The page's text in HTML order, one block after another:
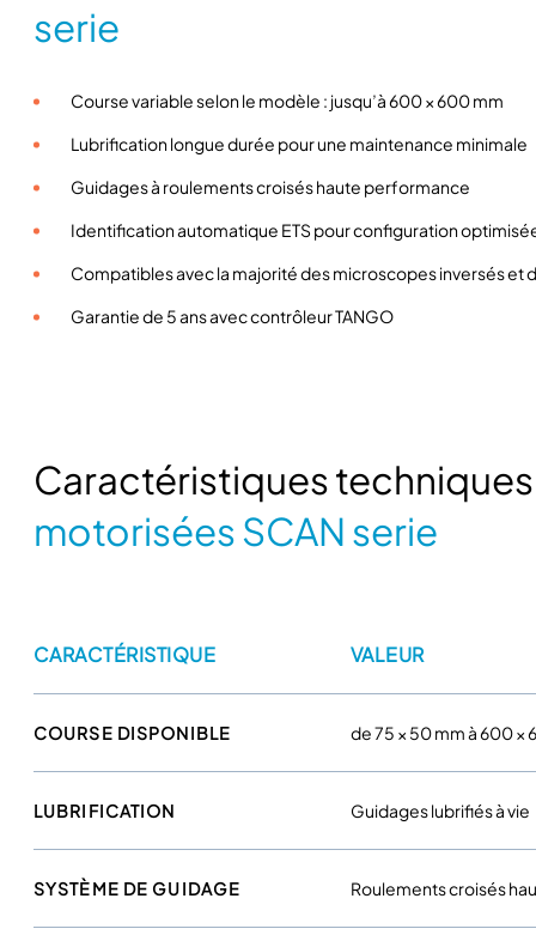
serie
Course variable selon le modèle : jusqu’à 600 × 600 mm
Lubrification longue durée pour une maintenance minimale
Guidages à roulements croisés haute performance
Identification automatique ETS pour configuration
Compatibles avec la majorité des microscopes inversés et
Garantie de 5 ans avec contrôleur TANGO
Caractéristiques
motorisées SCAN serie
CARACTÉRISTIQUE VALEUR
COURSE DISPONIBLE de 75 × 50 mm à 600 ×
LUBRIFICATION Guidages lubrifiés à vie
SYSTÈME DE GUIDAGE Roulements croisés